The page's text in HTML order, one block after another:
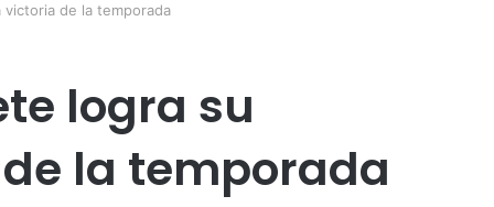
victoria de la temporada
logra su
la temporada